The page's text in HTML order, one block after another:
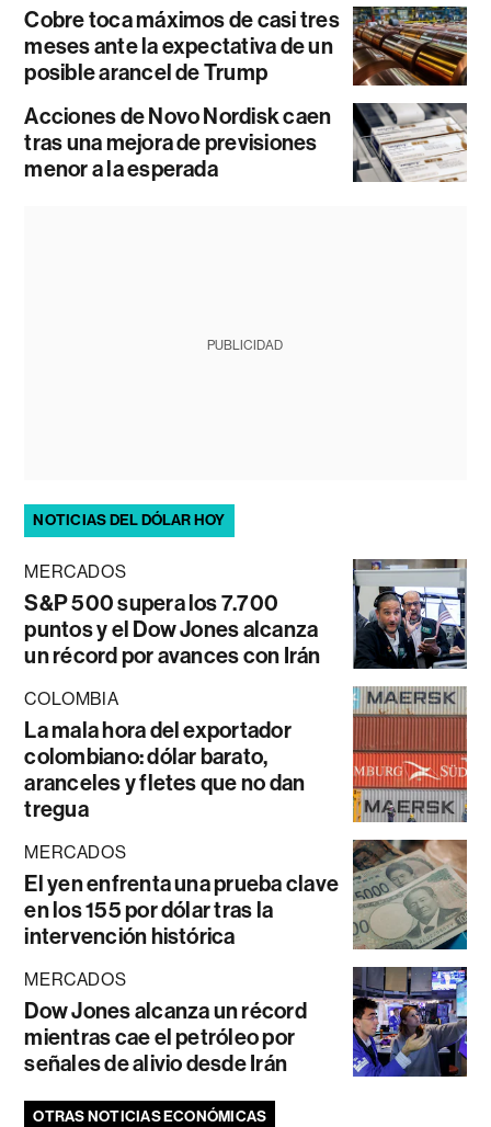
Cobre toca máximos de casi tres
meses ante la expectativa de un
posible arancel de Trump
Acciones de Novo Nordisk caen
tras una mejora de previsiones
menor a la esperada
PUBLICIDAD
NOTICIAS DEL DÓLAR HOY
MERCADOS
S&P 500 supera los 7.700
puntos y el Dow Jones alcanza
un récord por avances con Irán
COLOMBIA
La mala hora del exportador
colombiano: dólar barato,
aranceles y fletes que no dan
tregua
MERCADOS
El yen enfrenta una prueba clave
en los 155 por dólar tras la
intervención histórica
MERCADOS
Dow Jones alcanza un récord
mientras cae el petróleo por
señales de alivio desde Irán
OTRAS NOTICIAS ECONÓMICAS